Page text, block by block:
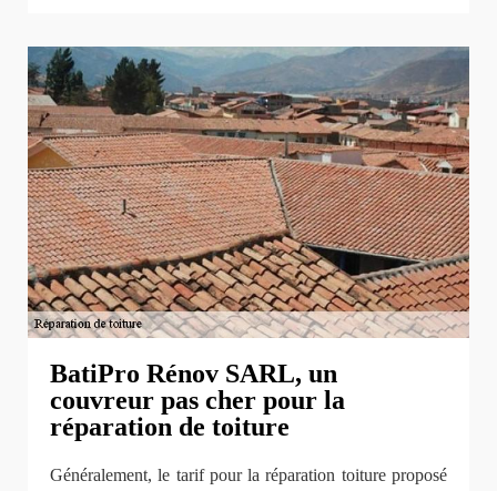
BatiPro Rénov SARL, un
couvreur pas cher pour la
réparation de toiture
Généralement, le tarif pour la réparation toiture proposé